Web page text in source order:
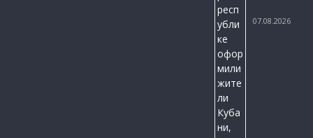
07.08.2026